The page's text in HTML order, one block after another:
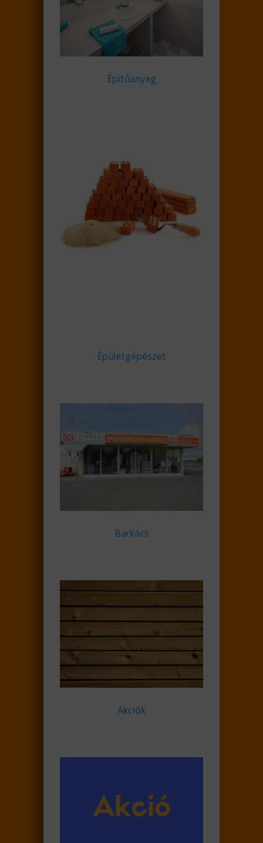
Építőanyag
Épületgépészet
Barkács
Akciók